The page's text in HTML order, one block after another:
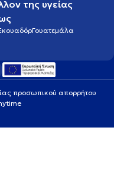
της υγείας
Γουατεμάλα
προσωπικού απορρήτου